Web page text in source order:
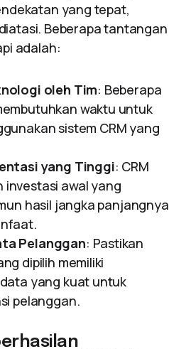
yang tepat,
Beberapa tantangan
adalah:
oleh Tim: Beberapa
waktu untuk
sistem CRM yang
yang Tinggi: CRM
investasi awal yang
hasil jangka panjangnya
Pelanggan: Pastikan
dipilih memiliki
yang kuat untuk
pelanggan.